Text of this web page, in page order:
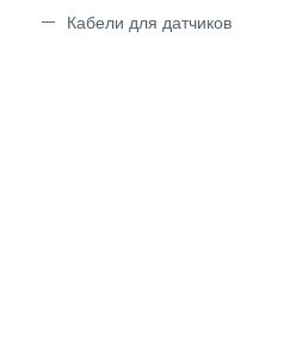
Кабели для датчиков